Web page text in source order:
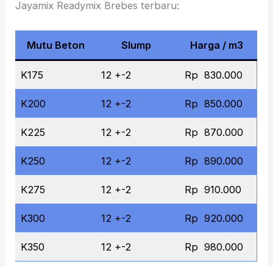
Jayamix Readymix Brebes terbaru:
Mutu Beton Slump Harga / m3
K175 12 +-2 Rp 830.000
K200 12 +-2 Rp 850.000
K225 12 +-2 Rp 870.000
K250 12 +-2 Rp 890.000
K275 12 +-2 Rp 910.000
K300 12 +-2 Rp 920.000
K350 12 +-2 Rp 980.000